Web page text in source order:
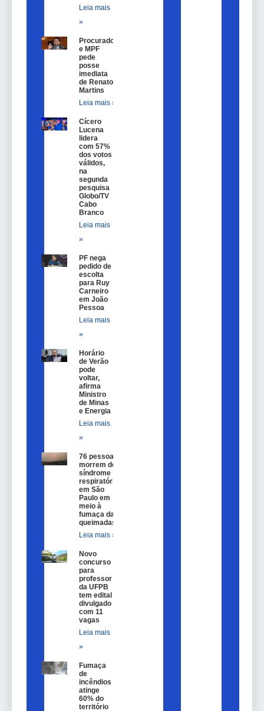
Leia mais
»
Procurador
e MPF
pede
posse
imediata
de Renato
Martins
Leia mais »
Cícero
Lucena
lidera
com 57%
dos votos
válidos,
na
segunda
pesquisa
Globo/TV
Cabo
Branco
Leia mais
»
PF nega
pedido de
escolta
para Ruy
Carneiro
em João
Pessoa
Leia mais
»
Horário
de Verão
pode
voltar,
afirma
Ministro
de Minas
e Energia
Leia mais
»
76 pessoas
morrem de
síndrome
respiratória
em São
Paulo em
meio à
fumaça das
queimadas
Leia mais »
Novo
concurso
para
professor
da UFPB
tem edital
divulgado
com 11
vagas
Leia mais
»
Fumaça
de
incêndios
atinge
60% do
território